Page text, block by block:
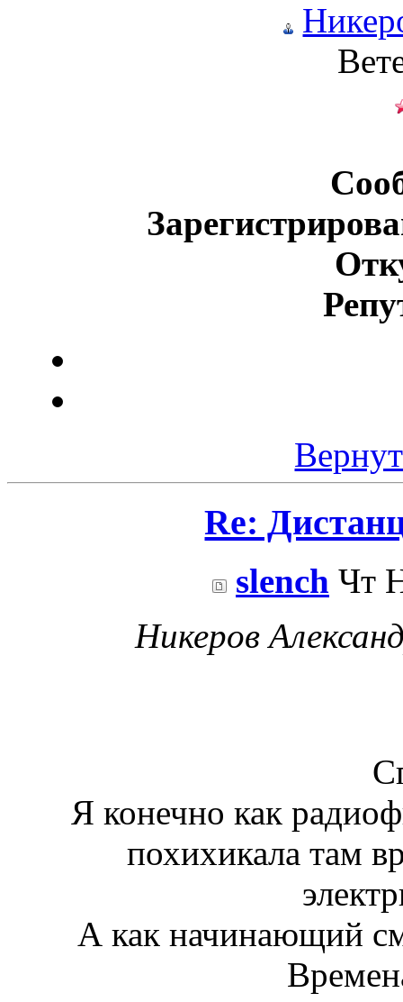
Re:
slench Чт
Никеров
Я конечно как
похихикала там
А как начинающий